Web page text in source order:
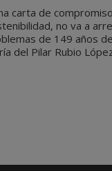
carta de
no va a
de 149 años
del Pilar Rubio